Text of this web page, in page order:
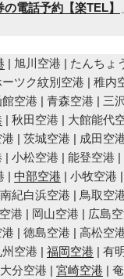
の電話予約【楽TEL】
| 旭川空港 | たんちょ
ツク紋別空港 | 稚内
館空港 | 青森空港 | 三
| 秋田空港 | 大館能代
| 茨城空港 | 成田空
| 小松空港 | 能登空港
| 中部空港 | 小牧空港 |
紀白浜空港 | 鳥取空
港 | 岡山空港 | 広島
| 徳島空港 | 高松空
空港 | 福岡空港 | 有
分空港 | 宮崎空港 |